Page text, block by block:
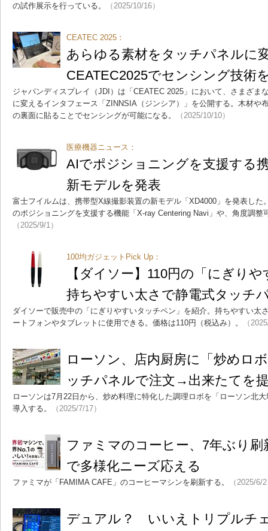
の試作展示を行っている。
（2025/10/16）
CEATEC 2025：
あらゆる素材をタッチパネルに
CEATEC2025でセンシング技術
ジャパンディスプレイ（JDI）は「CEATEC 2025」において、さまざま
に変えるインタフェース「ZINNSIA（ジンシア）」を公開する。木材や
の裏面に貼ることでセンシングが可能になる。
（2025/10/10）
医療機器ニュース：
AIでポジショニングを支援する
新モデルを発表
富士フイルムは、携帯型X線撮影装置の新モデル「XD4000」を発表した
のポジショニングを支援する機能「X-ray Centering Navi」や、角度調整
（2025/9/1）
100均ガジェットPick Up：
【ダイソー】110円の「にぎり
持ちやすい太さで静電式タッチ
ダイソーで販売中の「にぎりやすいタッチペン」を紹介。持ちやすい太
ートフォンやタブレットに使用できる。価格は110円（税込み）。
（
ローソン、店内厨房に「炒めロ
ッチパネルで注文→出来たてを
ローソンは7月22日から、炒め料理に特化した調理ロボを「ローソン北
導入する。
（2025/7/17）
ファミマのコーヒー、7年ぶり
で多様化ニーズ応える
ファミマが「FAMIMA CAFE」のコーヒーマシンを刷新する。 （2025/6/
デュアル？ いいえトリプルチ